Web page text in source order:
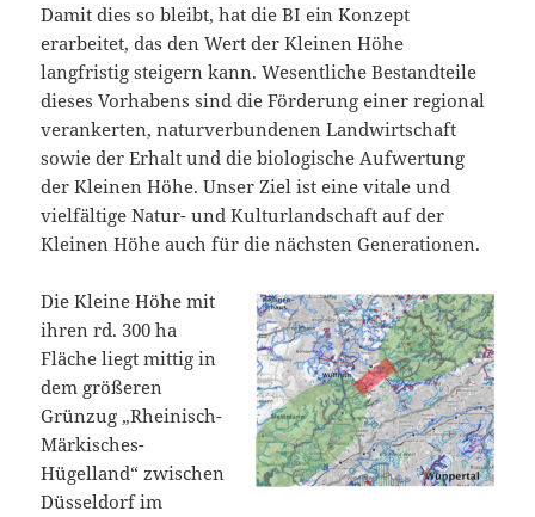
Damit dies so bleibt, hat die BI ein Konzept
erarbeitet, das den Wert der Kleinen Höhe
langfristig steigern kann. Wesentliche Bestandteile
dieses Vorhabens sind die Förderung einer regional
verankerten, naturverbundenen Landwirtschaft
sowie der Erhalt und die biologische Aufwertung
der Kleinen Höhe. Unser Ziel ist eine vitale und
vielfältige Natur- und Kulturlandschaft auf der
Kleinen Höhe auch für die nächsten Generationen.
Die Kleine Höhe mit
ihren rd. 300 ha
Fläche liegt mittig in
dem größeren
Grünzug „Rheinisch-
Märkisches-
Hügelland“ zwischen
Düsseldorf im